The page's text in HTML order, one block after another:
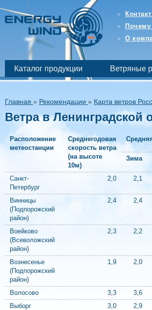
магазин
возобновляемой
бесперебойной
энергетики
О
Каталог продукции Ветряные
Главная » Рекомендации » Карта ветров
Ветра в Ленинградской
Расположение
метеостанции
Среднегодовая
скорость ветра
(на высоте
10м)
Зима
Санкт-
Петербург
2,0 2,1
Винницы
(Подпорожский
район)
2,4 2,4
Воейково
(Всеволожский
район)
2,3 2,2
Вознесенье
(Подпорожский
район)
1,9 2,0
Волосово 3,3 3,6
Выборг
3,0 2,9